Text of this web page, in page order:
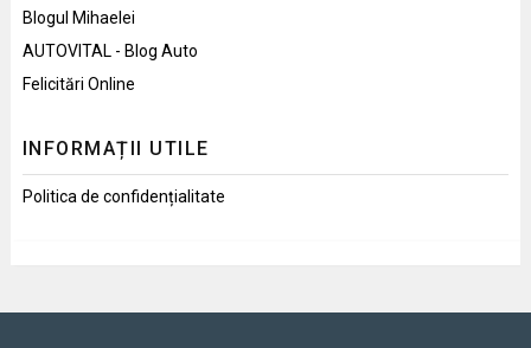
Blogul Mihaelei
AUTOVITAL - Blog Auto
Felicitări Online
INFORMAȚII UTILE
Politica de confidențialitate